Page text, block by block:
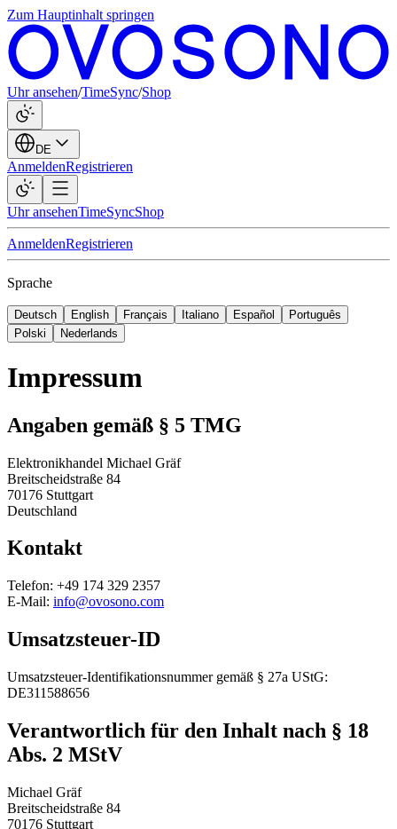
Zum Hauptinhalt springen
Uhr ansehen/TimeSync/Shop
DE
AnmeldenRegistrieren
Uhr ansehenTimeSyncShop
AnmeldenRegistrieren
Sprache
Deutsch English Français Italiano Español
Português
Polski
Nederlands
Impressum
Angaben gemäß § 5 TMG
Elektronikhandel Michael Gräf
Breitscheidstraße 84
70176 Stuttgart
Deutschland
Kontakt
Telefon: +49 174 329 2357
E-Mail: info@ovosono.com
Umsatzsteuer-ID
Umsatzsteuer-Identifikationsnummer gemäß § 27a UStG:
DE311588656
Verantwortlich für den Inhalt nach § 18
Abs. 2 MStV
Michael Gräf
Breitscheidstraße 84
70176 Stuttgart